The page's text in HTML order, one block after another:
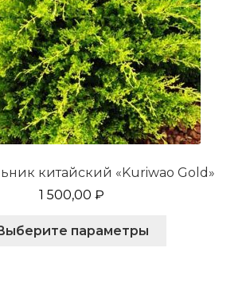
китайский «Kuriwao Gold»
1 500,00 ₽
параметры